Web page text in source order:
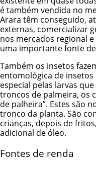
é também vendida no
Arara têm conseguido,
externas, comercializar
nos mercados regional
uma importante fonte
Também os insetos
entomológica de
especial pelas larvas
troncos de palmeira, os
de palheira”. Estes são
tronco da planta. São
crianças, depois de
adicional de óleo.
Fontes de renda